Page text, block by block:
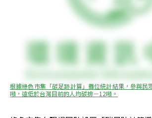
根據綠色市集「碳足跡計算」攤位統計結果，參與民
噸，遠低於台灣目前的人均碳排－12噸。